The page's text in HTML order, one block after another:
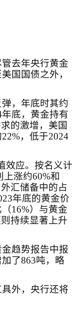
去年央行黄金
国国债之外，
，年底时其约
年底，黄金持有
的激增，美国
22%，低于2024
效应。按名义计
上涨约60%和
汇储备中的占
年底的黄金价
16%）与黄金
持续显著上升
趋势报告中报
了863吨，略
外，央行还将